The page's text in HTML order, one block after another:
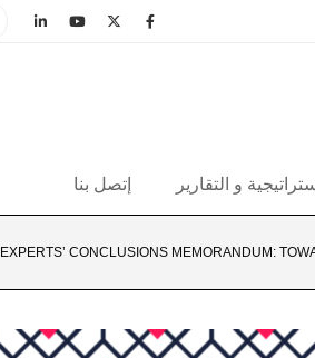
و التقارير إتصل بنا
EXPERTS’ CONCLUSIONS MEMORANDUM: